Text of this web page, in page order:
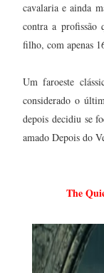
cavalaria e ainda
contra a profissão
filho, com apenas
Um faroeste
considerado o
depois decidiu se
amado Depois do
The